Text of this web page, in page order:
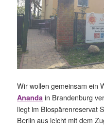
Wir wollen gemeinsam ein
Ananda in Brandenburg
liegt im Biospärenreservat
Berlin aus leicht mit dem